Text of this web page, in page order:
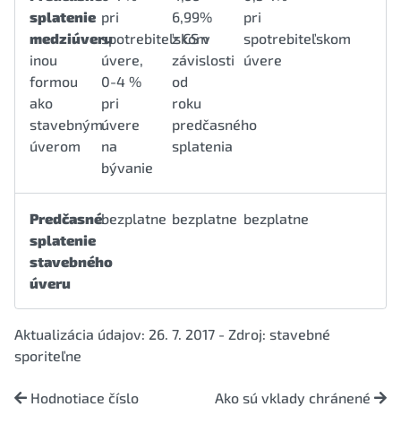
splatenie
medziúveru
inou
formou
ako
stavebným
úverom
pri
spotrebiteľskom
úvere,
0-4 %
pri
úvere
na
bývanie
6,99%
z CS v
závislosti
od
roku
predčasného
splatenia
pri
spotrebiteľskom
úvere
Predčasné
splatenie
stavebného
úveru
bezplatne bezplatne bezplatne
Aktualizácia údajov: 26. 7. 2017 - Zdroj: stavebné
sporiteľne
Hodnotiace číslo Ako sú vklady chránené